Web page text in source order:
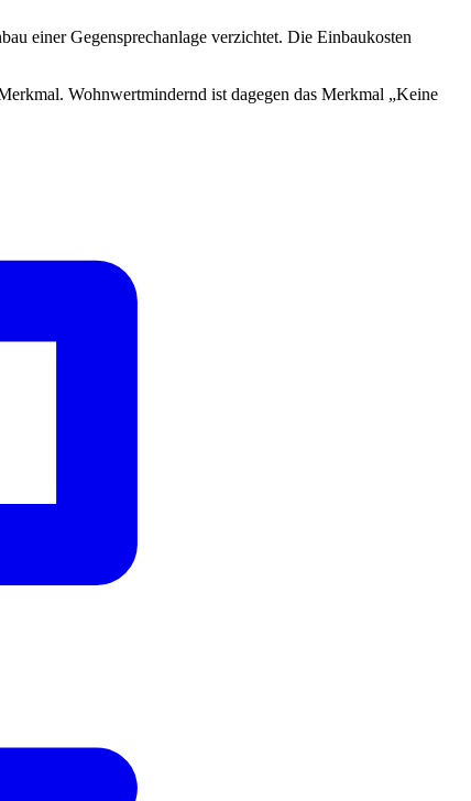
einer Gegensprechanlage verzichtet. Die Einbaukosten
Wohnwertmindernd ist dagegen das Merkmal „Keine